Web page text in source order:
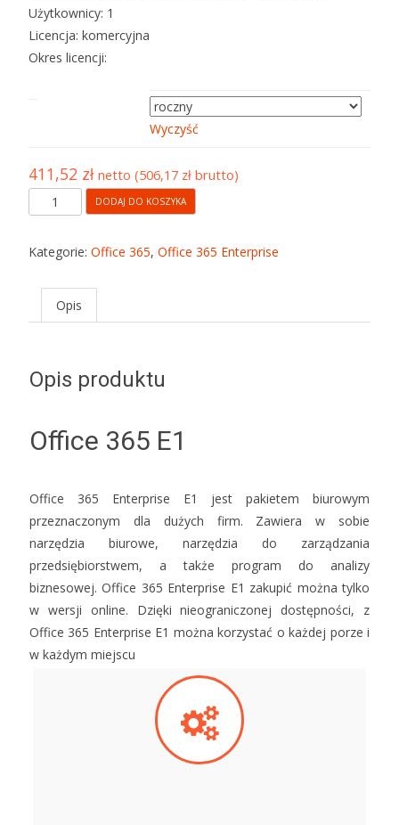
Użytkownicy: 1
Licencja: komercyjna
Okres licencji:
Wyczyść
411,52 zł netto (506,17 zł brutto)
DODAJ DO KOSZYKA
Kategorie: Office 365, Office 365 Enterprise
Opis
Opis produktu
Office 365 E1
Office 365 Enterprise E1 jest pakietem biurowym
przeznaczonym dla dużych firm. Zawiera w sobie
narzędzia biurowe, narzędzia do zarządzania
przedsiębiorstwem, a także program do analizy
biznesowej. Office 365 Enterprise E1 zakupić można tylko
w wersji online. Dzięki nieograniczonej dostępności, z
Office 365 Enterprise E1 można korzystać o każdej porze i
w każdym miejscu